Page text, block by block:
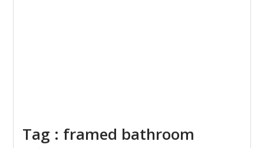
Tag : framed bathroom